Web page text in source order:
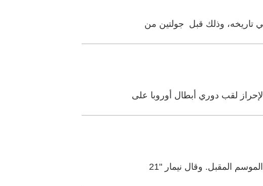
تاريخه، وذلك قبل جولتين من
لقب دوري أبطال أوروبا على
المقبل. وقال نيمار "21